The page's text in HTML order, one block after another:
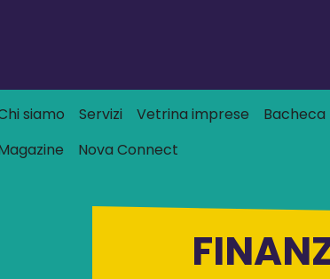
principale
siamo Servizi Vetrina imprese Bacheca
Nova Connect